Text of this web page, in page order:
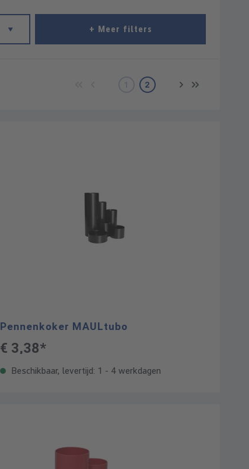
+ Meer filters
PaginaPagina
2
Pennenkoker MAULtubo
€ 3,38*
Beschikbaar, levertijd: 1 - 4 werkdagen